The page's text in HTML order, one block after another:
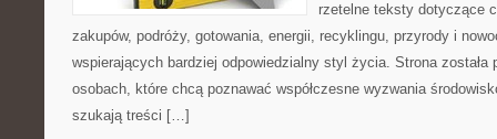
rzetelne teksty dotyczące
zakupów, podróży, gotowania, energii, recyklingu, przyrody i
wspierających bardziej odpowiedzialny styl życia. Strona została
osobach, które chcą poznawać współczesne wyzwania
szukają treści […]